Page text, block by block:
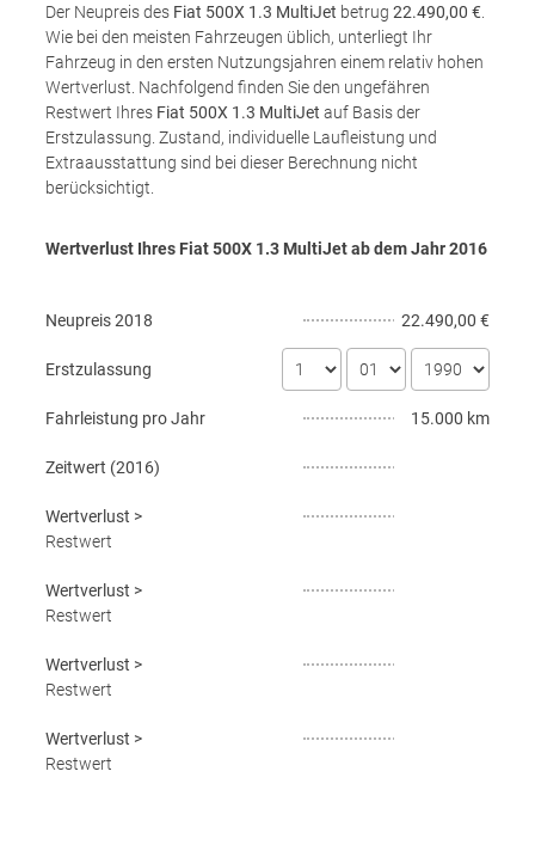
Der Neupreis des Fiat 500X 1.3 MultiJet betrug 22.490,00 €
Wie bei den meisten Fahrzeugen üblich, unterliegt Ihr
Fahrzeug in den ersten Nutzungsjahren einem relativ hohen
Wertverlust. Nachfolgend finden Sie den ungefähren
Restwert Ihres Fiat 500X 1.3 MultiJet auf Basis der
Erstzulassung. Zustand, individuelle Laufleistung und
Extraausstattung sind bei dieser Berechnung nicht
berücksichtigt.
Wertverlust Ihres Fiat 500X 1.3 MultiJet ab dem Jahr2016
Neupreis2018 22.490,00 €
Erstzulassung
Fahrleistung pro Jahr 15.000 km
Zeitwert (2016)
Wertverlust >
Restwert
Wertverlust >
Restwert
Wertverlust >
Restwert
Wertverlust >
Restwert